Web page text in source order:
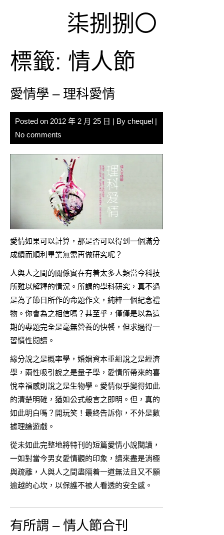
柒捌捌〇
標籤: 情人節
愛情學 – 理科愛情
Posted on 2012 年 2 月 25 日 | By chequel |
No comments
愛情如果可以計算，那是否可以得到一個滿分
成績而順利畢業無需再做研究呢？
人與人之間的關係實在有着太多人類當今科技
所難以解釋的情況。所謂的學科研究，真不過
是為了節日所作的命題作文，純粹一個紀念禮
物。你會為之相信嗎？甚至乎，僅僅是以為這
期的專題完全是毫無營養的快餐，但求過得一
習慣性閱讀。
緣分說之是概率學，婚姻資本重組說之是經濟
學，兩性吸引說之是量子學，愛情所帶來的喜
悅幸福感則說之是生物學。愛情似乎變得如此
的清楚明確，猶如公式般言之即明。但，真的
如此明白嗎？開玩笑！最終告訴你，不外是數
據理論遊戲。
從未如此完整地將特刊的短篇愛情小說閱讀，
一如對當今男女愛情觀的印象，讀來盡是消極
與疏離，人與人之間盡隔着一道無法且又不願
逾越的心坎，以保護不被人看透的安全感。
有所謂 – 情人節合刊